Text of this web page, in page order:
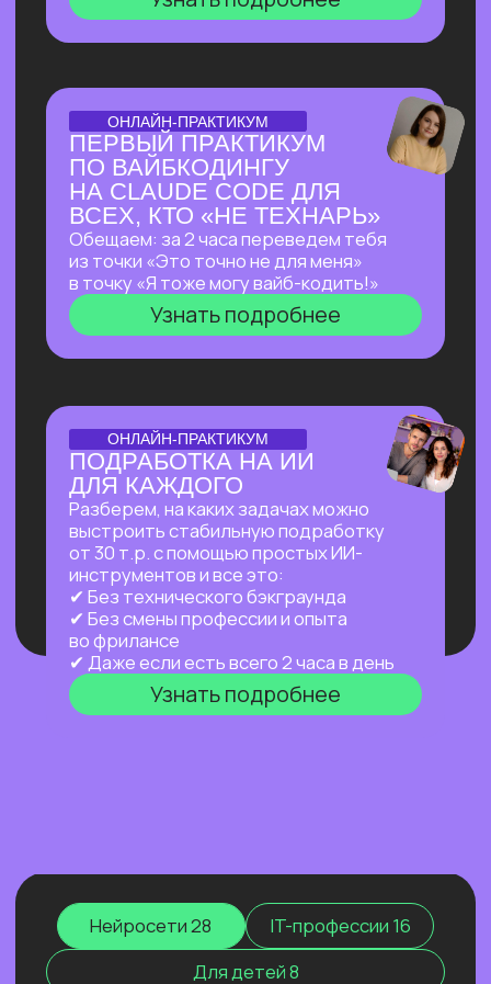
ПЕРЕВЕРНЕТ ВАШЕ
ПРЕДСТАВЛЕНИЕ
О ЗАРАБОТКЕ НА ИИ
Как делать на ИИ больше, чем
программисты
без программирования?
И перейти от «пробую
возможности ИИ» к «делаю на ИИ 500к+
и имею очередь из клиентов»
Узнать подробнее
OPENCLAW: КАК
ПОМОЩНИКА ИЗ
ВОЗМОЖНЫХ НА СЕГОДНЯ?
Покажем в прямом эфире, на что
способен OpenClaw — ИИ-агент с 171
000+ звёзд на GitHub, который
не просто отвечает на запросы,
а работает за тебя в фоновом режиме
24/7 — пока ты спишь, едешь на работу
или путешествуешь.
Узнать подробнее
ПРАКТИКУМ
НОВЫЙ ПРАКТИКУМ
ПО OPENCLAW
Первый агент, который работает
на тебя постоянно: в фоне,